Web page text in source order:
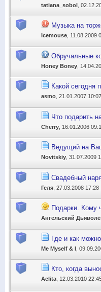
tatiana_sobol ,
Музыка на
Icemouse , 11.08.2009
Обручальные
Honey Boney ,
Какой сегодня
asmo , 21.01.2007 10:07
Что подарить
Cherry , 16.01.2006
Ведущий на
Novitskiy , 31.07.2009
Свадебный
Геля , 27.03.2008 17:28
Подарки. Кому
Ангельский
Где и как
Me Myself & I ,
Кто, когда
Aelita , 12.03.2010